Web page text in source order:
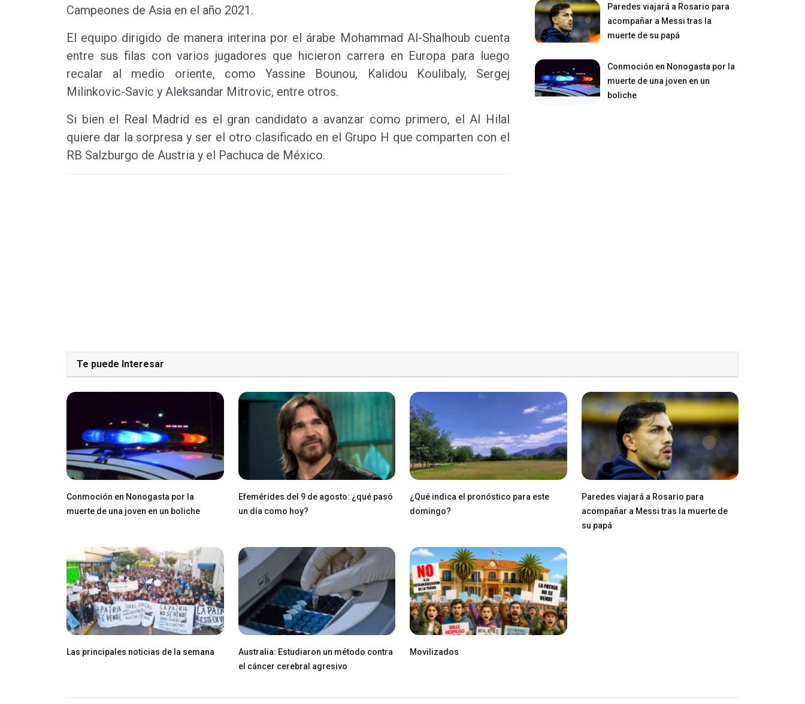
Campeones de Asia en el año 2021.
El equipo dirigido de manera interina por el árabe Mohammad Al-Shalhoub cuenta
entre sus filas con varios jugadores que hicieron carrera en Europa para luego
recalar al medio oriente, como Yassine Bounou, Kalidou Koulibaly, Sergej
Milinkovic-Savic y Aleksandar Mitrovic, entre otros.
Si bien el Real Madrid es el gran candidato a avanzar como primero, el Al Hilal
quiere dar la sorpresa y ser el otro clasificado en el Grupo H que comparten con el
RB Salzburgo de Austria y el Pachuca de México.
Paredes viajará a Rosario para
acompañar a Messi tras la
muerte de su papá
Conmoción en Nonogasta por la
muerte de una joven en un
boliche
Te puede Interesar
Conmoción en Nonogasta por la
muerte de una joven en un boliche
Efemérides del 9 de agosto: ¿qué pasó
un día como hoy?
¿Qué indica el pronóstico para este
domingo?
Paredes viajará a Rosario para
acompañar a Messi tras la muerte de
su papá
Las principales noticias de la semana
Australia: Estudiaron un método contra
el cáncer cerebral agresivo
Movilizados